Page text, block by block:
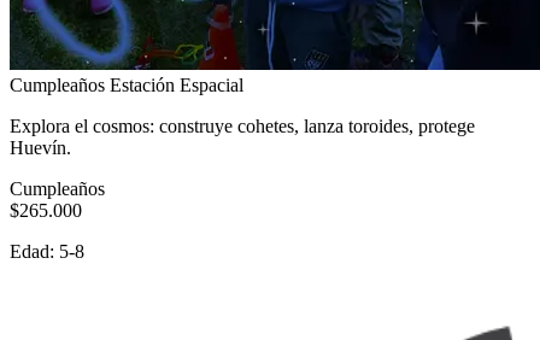
Cumpleaños Estación Espacial
Explora el cosmos: construye cohetes, lanza toroides, protege
Huevín.
Cumpleaños
$265.000
Edad: 5-8